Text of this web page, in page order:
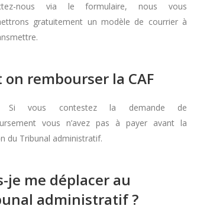
nous via le formulaire, nous vous
gratuitement un modèle de courrier à
on rembourser la CAF
Si vous contestez la demande de
vous n’avez pas à payer avant la
du Tribunal administratif.
je me déplacer au
administratif ?